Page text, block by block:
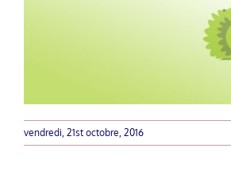
vendredi, 21st octobre, 2016